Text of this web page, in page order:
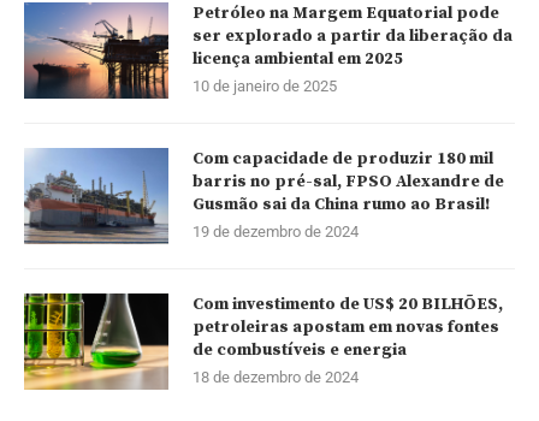
Petróleo na Margem Equatorial pode
ser explorado a partir da liberação da
licença ambiental em 2025
10 de janeiro de 2025
Com capacidade de produzir 180 mil
barris no pré-sal, FPSO Alexandre de
Gusmão sai da China rumo ao Brasil!
19 de dezembro de 2024
Com investimento de US$ 20 BILHÕES,
petroleiras apostam em novas fontes
de combustíveis e energia
18 de dezembro de 2024